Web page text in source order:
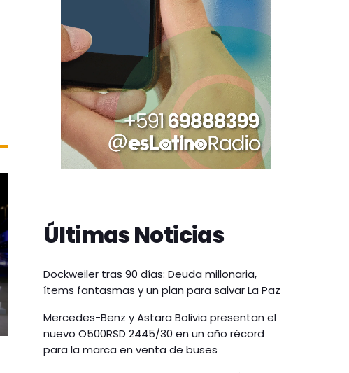
Últimas Noticias
Dockweiler tras 90 días: Deuda millonaria,
ítems fantasmas y un plan para salvar La Paz
Mercedes-Benz y Astara Bolivia presentan el
nuevo O500RSD 2445/30 en un año récord
para la marca en venta de buses